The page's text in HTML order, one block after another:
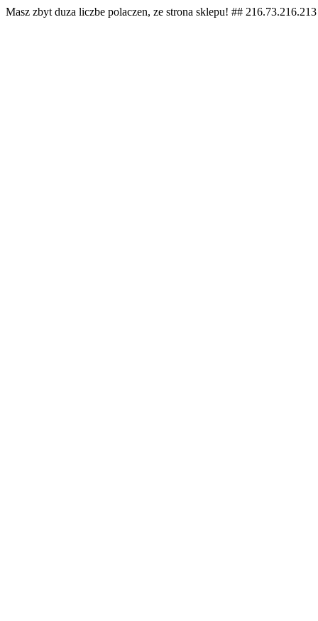
Masz zbyt duza liczbe polaczen, ze strona sklepu! ## 216.73.216.213